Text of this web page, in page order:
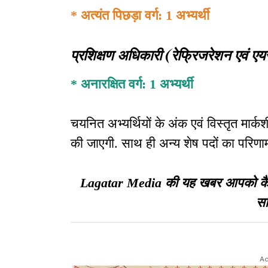
* अत्यंत पिछड़ा वर्ग: 1 अभ्यर्थी
प्रशिक्षण अधिकारी (रेफ्रिजरेशन एवं
* अनारक्षित वर्ग: 1 अभ्यर्थी
चयनित अभ्यर्थियों के अंक एवं विस्तृत
की जाएगी. साथ ही अन्य शेष पदों का
Lagatar Media की यह खबर आपको